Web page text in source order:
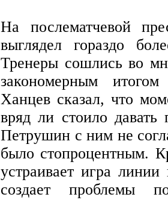
На послематчевой
выглядел гораздо
Тренеры сошлись во
закономерным
Ханцев сказал, что
вряд ли стоило давать
Петрушин с ним не
было стопроцентным.
устраивает игра
создает проблемы